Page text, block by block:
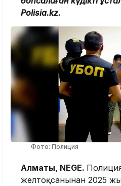
Polisia.kz.
Фото: Полиция
Алматы, NEGE.
желтоқсанынан 2025